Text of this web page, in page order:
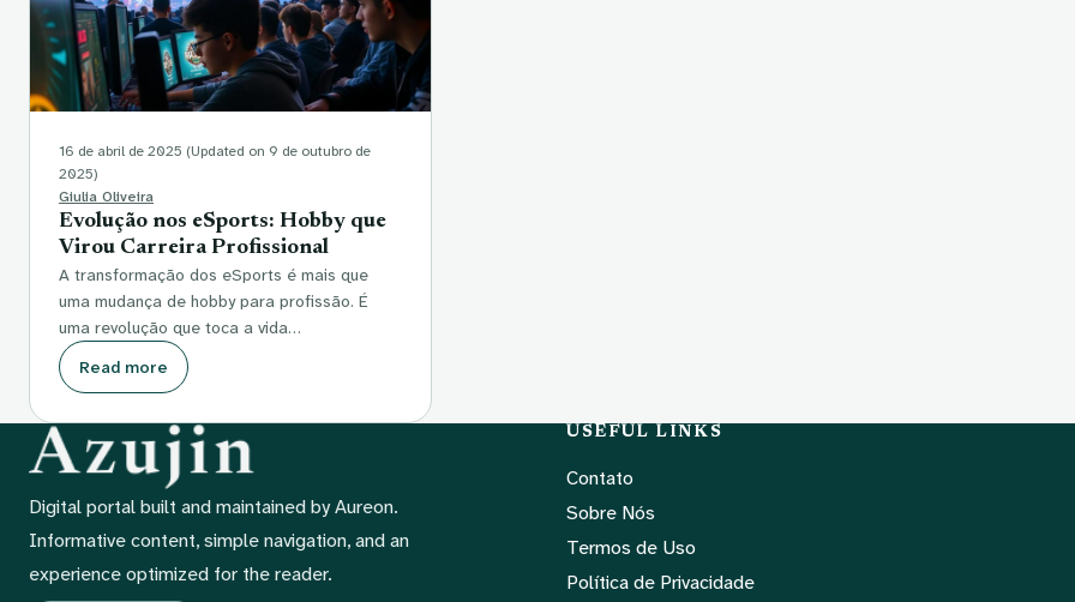
16 de abril de 2025 (Updated on 9 de outubro de
2025)
Giulia Oliveira
Evolução nos eSports: Hobby que
Virou Carreira Profissional
A transformação dos eSports é mais que
uma mudança de hobby para profissão. É
uma revolução que toca a vida…
Read more
Digital portal built and maintained by Aureon.
Informative content, simple navigation, and an
experience optimized for the reader.
USEFUL LINKS
Contato
Sobre Nós
Termos de Uso
Política de Privacidade